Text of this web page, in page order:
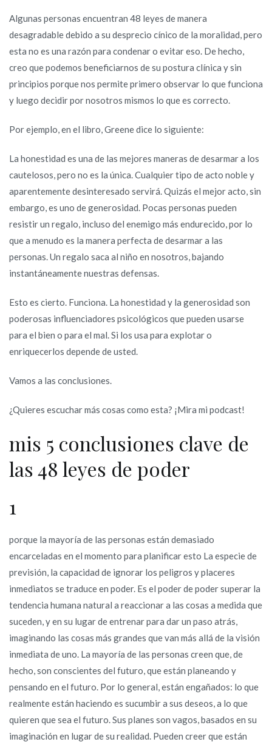
Algunas personas encuentran 48 leyes de manera
desagradable debido a su desprecio cínico de la moralidad, pero
esta no es una razón para condenar o evitar eso. De hecho,
creo que podemos beneficiarnos de su postura clínica y sin
principios porque nos permite primero observar lo que funciona
y luego decidir por nosotros mismos lo que es correcto.
Por ejemplo, en el libro, Greene dice lo siguiente:
La honestidad es una de las mejores maneras de desarmar a los
cautelosos, pero no es la única. Cualquier tipo de acto noble y
aparentemente desinteresado servirá. Quizás el mejor acto, sin
embargo, es uno de generosidad. Pocas personas pueden
resistir un regalo, incluso del enemigo más endurecido, por lo
que a menudo es la manera perfecta de desarmar a las
personas. Un regalo saca al niño en nosotros, bajando
instantáneamente nuestras defensas.
Esto es cierto. Funciona. La honestidad y la generosidad son
poderosas influenciadores psicológicos que pueden usarse
para el bien o para el mal. Si los usa para explotar o
enriquecerlos depende de usted.
Vamos a las conclusiones.
¿Quieres escuchar más cosas como esta? ¡Mira mi podcast!
mis 5 conclusiones clave de
las 48 leyes de poder
1
porque la mayoría de las personas están demasiado
encarceladas en el momento para planificar esto La especie de
previsión, la capacidad de ignorar los peligros y placeres
inmediatos se traduce en poder. Es el poder de poder superar la
tendencia humana natural a reaccionar a las cosas a medida que
suceden, y en su lugar de entrenar para dar un paso atrás,
imaginando las cosas más grandes que van más allá de la visión
inmediata de uno. La mayoría de las personas creen que, de
hecho, son conscientes del futuro, que están planeando y
pensando en el futuro. Por lo general, están engañados: lo que
realmente están haciendo es sucumbir a sus deseos, a lo que
quieren que sea el futuro. Sus planes son vagos, basados ​​en su
imaginación en lugar de su realidad. Pueden creer que están